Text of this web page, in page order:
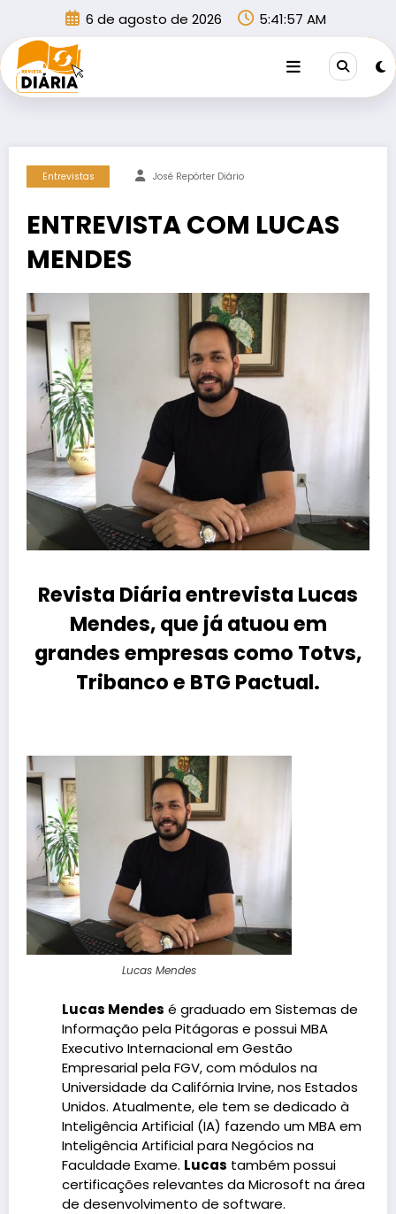
conteúdo
6 de agosto de 2026 5:41:57 AM
Entrevistas José Repórter Diário
ENTREVISTA COM LUCAS
MENDES
Revista Diária entrevista Lucas
Mendes, que já atuou em
grandes empresas como Totvs,
Tribanco e BTG Pactual.
Lucas Mendes
Lucas Mendes é graduado em Sistemas de
Informação pela Pitágoras e possui MBA
Executivo Internacional em Gestão
Empresarial pela FGV, com módulos na
Universidade da Califórnia Irvine, nos Estados
Unidos. Atualmente, ele tem se dedicado à
Inteligência Artificial (IA) fazendo um MBA em
Inteligência Artificial para Negócios na
Faculdade Exame. Lucas também possui
certificações relevantes da Microsoft na área
de desenvolvimento de software.